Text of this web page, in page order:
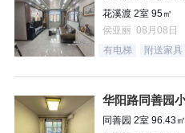
花溪渡 2室 95㎡
侯亚丽 08月08日
有电梯 附送家具
同善园 2室 96.43㎡